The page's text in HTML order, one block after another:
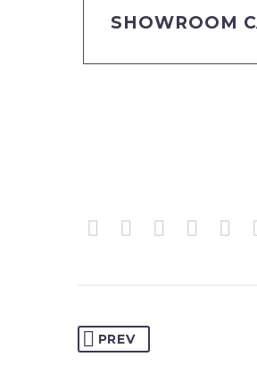
SHOWROOM
PREV